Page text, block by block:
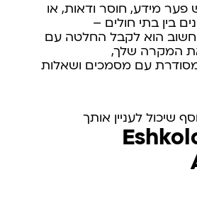
מידע, חוסר ודאות, או
בין בתי חולים –
חשוב הוא לקבל החלטה עם
המקרה שלך,
מסודרת עם מסמכים ושאלות
שיכול לעניין אותך